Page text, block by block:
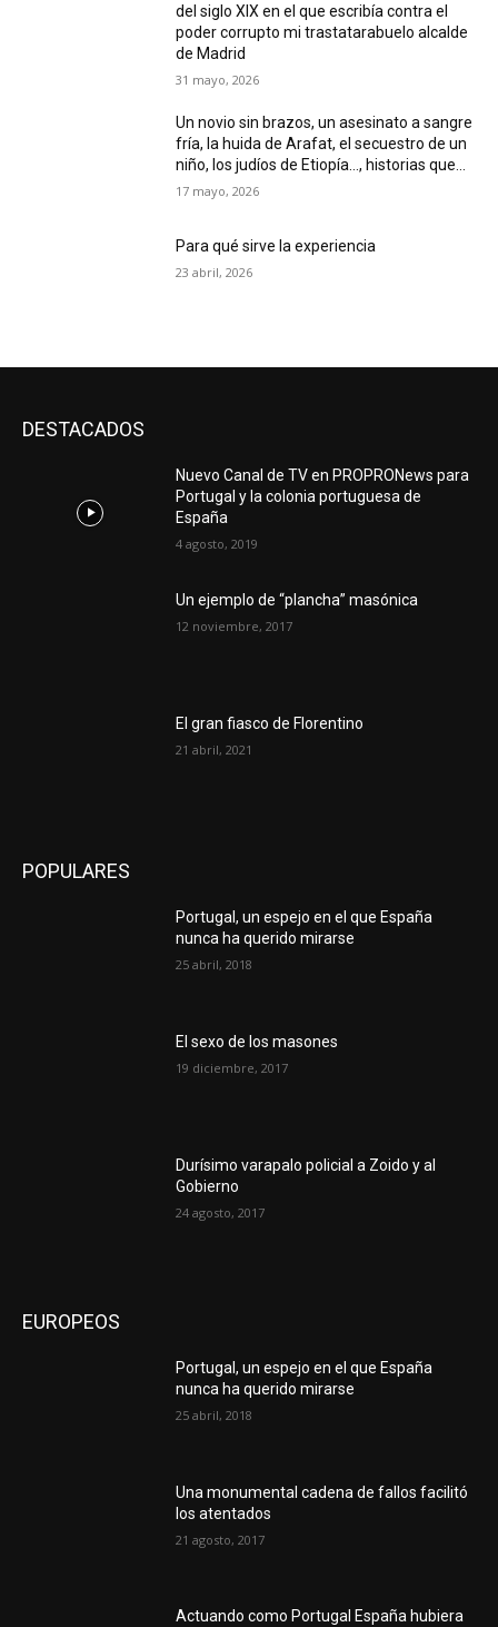
del siglo XIX en el que escribía contra el
poder corrupto mi trastatarabuelo alcalde
de Madrid
31 mayo, 2026
Un novio sin brazos, un asesinato a sangre
fría, la huida de Arafat, el secuestro de un
niño, los judíos de Etiopía…, historias que...
17 mayo, 2026
Para qué sirve la experiencia
23 abril, 2026
DESTACADOS
Nuevo Canal de TV en PROPRONews para
Portugal y la colonia portuguesa de
España
4 agosto, 2019
Un ejemplo de “plancha” masónica
12 noviembre, 2017
El gran fiasco de Florentino
21 abril, 2021
POPULARES
Portugal, un espejo en el que España
nunca ha querido mirarse
25 abril, 2018
El sexo de los masones
19 diciembre, 2017
Durísimo varapalo policial a Zoido y al
Gobierno
24 agosto, 2017
EUROPEOS
Portugal, un espejo en el que España
nunca ha querido mirarse
25 abril, 2018
Una monumental cadena de fallos facilitó
los atentados
21 agosto, 2017
Actuando como Portugal España hubiera